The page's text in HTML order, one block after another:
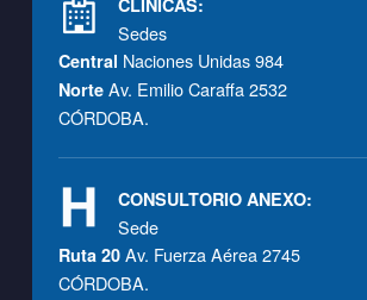
Sedes
Central Naciones Unidas 984
Norte Av. Emilio Caraffa 2532
CÓRDOBA.
CONSULTORIO ANEXO:
Sede
Ruta 20Av. Fuerza Aérea 2745
CÓRDOBA.